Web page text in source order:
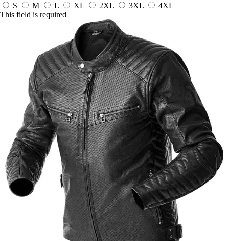
S
M L XL 2XL 3XL
4XL
This field is required